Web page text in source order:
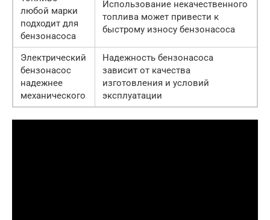
любой марки
подходит для
бензонасоса
Использование некачественного
топлива может привести к
быстрому износу бензонасоса
Электрический
бензонасос
надежнее
механического
Надежность бензонасоса
зависит от качества
изготовления и условий
эксплуатации